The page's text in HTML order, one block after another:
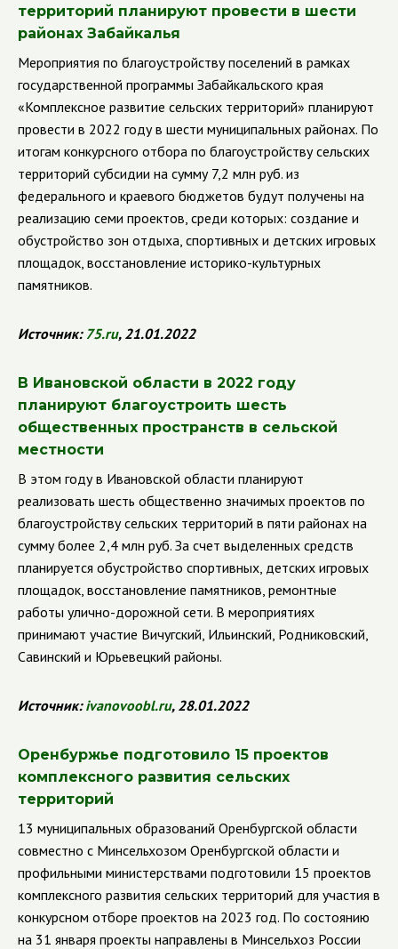
территорий планируют провести в шести
районах Забайкалья
Мероприятия по благоустройству поселений в рамках
государственной программы Забайкальского края
«Комплексное развитие сельских территорий» планируют
провести в 2022 году в шести муниципальных районах. По
итогам конкурсного отбора по благоустройству сельских
территорий субсидии на сумму 7,2 млн руб. из
федерального и краевого бюджетов будут получены на
реализацию семи проектов, среди которых: создание и
обустройство зон отдыха, спортивных и детских игровых
площадок, восстановление историко-культурных
памятников.
Источник: 75.ru, 21.01.2022
В Ивановской области в 2022 году
планируют благоустроить шесть
общественных пространств в сельской
местности
В этом году в Ивановской области планируют
реализовать шесть общественно значимых проектов по
благоустройству сельских территорий в пяти районах на
сумму более 2,4 млн руб. За счет выделенных средств
планируется обустройство спортивных, детских игровых
площадок, восстановление памятников, ремонтные
работы улично-дорожной сети. В мероприятиях
принимают участие Вичугский, Ильинский, Родниковский,
Савинский и Юрьевецкий районы.
Источник:ivanovoobl.ru, 28.01.2022
Оренбуржье подготовило 15 проектов
комплексного развития сельских
территорий
13 муниципальных образований Оренбургской области
совместно с Минсельхозом Оренбургской области и
профильными министерствами подготовили 15 проектов
комплексного развития сельских территорий для участия в
конкурсном отборе проектов на 2023 год. По состоянию
на 31 января проекты направлены в Минсельхоз России